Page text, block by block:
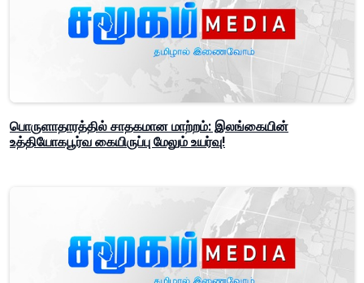
பொருளாதாரத்தில் சாதகமான மாற்றம்: இலங்கையின்
உத்தியோகபூர்வ கையிருப்பு மேலும் உயர்வு!